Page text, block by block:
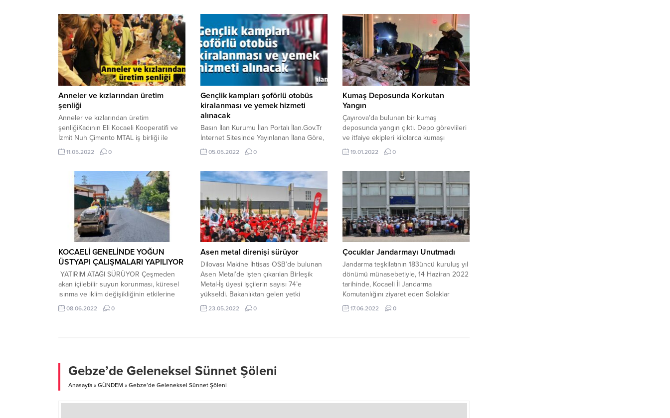
Anneler ve kızlarından üretim
şenliği
Anneler ve kızlarından üretim
şenliğiKadının Eli Kocaeli Kooperatifi ve
İzmit Nuh Çimento MTAL iş birliği ile
Anneler ve Kızları Üretim Şenlikleri
gerçekleştirildi.
11.05.2022 0
Gençlik kampları şoförlü otobüs
kiralanması ve yemek hizmeti
alınacak
Basın İlan Kurumu İlan Portalı İlan.Gov.Tr
İnternet Sitesinde Yayınlanan İlana Göre,
ihaleKocaeli Gençlik Ve Spor İl
Müdürlüğü Gençlik Kampları Şoförlü
Alımı İşi hizmet alımı 09.05.2022
saat:11.00’da Kocaeli Gençlik ve Spor İl
Müdürlüğü VİP Salonu
gerçekleştirilecek.Ayrıntılı bilgi için
tıklayınız…
05.05.2022 0
Kumaş Deposunda Korkutan
Yangın
Çayırova’da bulunan bir kumaş
deposunda yangın çıktı. Depo görevlileri
ve itfaiye ekipleri kilolarca kumaşı
depodan çıkarabilmek için yoğun çaba
sarf etti. Yangın, Çayırova Özgürlük
bulunan bir kumaş deposunda meydana
geldi. Edinilen bilgiye göre, deponun
elektrik panosunda yangın çıktı. Panodan
yükselen alevler, kısa sürede kumaşlara
da sirayet...
19.01.2022 0
KOCAELİ GENELİNDE YOĞUN
ÜSTYAPI ÇALIŞMALARI YAPILIYOR
YATIRIM ATAĞI SÜRÜYOR Çeşmeden
akan içilebilir suyun korunması, küresel
ısınma ve iklim değişikliğinin etkilerine
karşı içme suyunda kayıp kaçaklarının
azaltılması, yüzey sularının düzenli
genelinde, içme suyu, kanalizasyon ve
yağmursuyu altyapı hatları yenileniyor....
08.06.2022 0
Asen metal direnişi sürüyor
Dilovası Makine İhtisas OSB’de bulunan
Asen Metal’de işten çıkarılan Birleşik
Metal-İş üyesi işçilerin sayısı 74’e
yükseldi. Bakanlıktan gelen yetki
belgesinin ardından 18 işçi işten
çıkarılmıştı. İşten atılan işçilerin sendikal
23.05.2022 0
Çocuklar Jandarmayı Unutmadı
Jandarma teşkilatının 183üncü kuruluş yıl
dönümü münasebetiyle, 14 Haziran 2022
tarihinde, Kocaeli İl Jandarma
Komutanlığını ziyaret eden Solaklar
İlkokulu öğrenciler, eğitim öğretim
döneminde güvenli bir şekilde eğitim
17.06.2022 0
Gebze’de Geleneksel Sünnet Şöleni
Anasayfa » GÜNDEM » Gebze’de Geleneksel Sünnet Şöleni